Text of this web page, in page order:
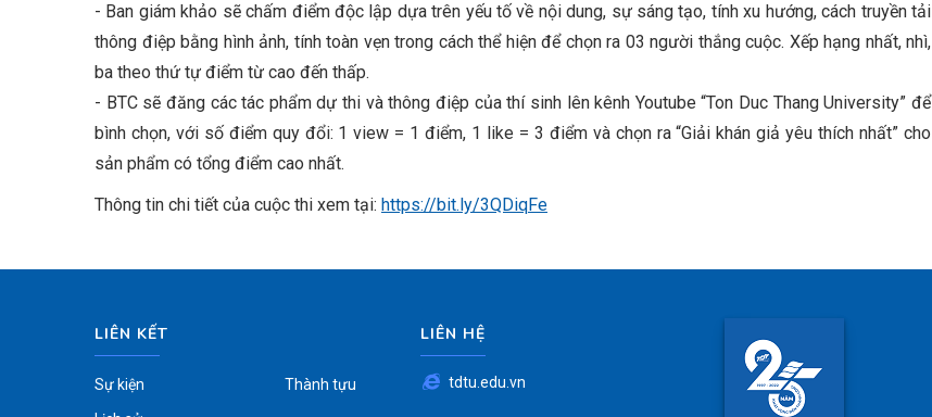
- Ban giám khảo sẽ chấm điểm độc lập dựa trên yếu tố về nội dung, sự sáng tạo, tính xu hướng, cách truyền tải
thông điệp bằng hình ảnh, tính toàn vẹn trong cách thể hiện để chọn ra 03 người thắng cuộc. Xếp hạng nhất, nhì,
ba theo thứ tự điểm từ cao đến thấp.
- BTC sẽ đăng các tác phẩm dự thi và thông điệp của thí sinh lên kênh Youtube “Ton Duc Thang University” để
bình chọn, với số điểm quy đổi: 1 view = 1 điểm, 1 like = 3 điểm và chọn ra “Giải khán giả yêu thích nhất” cho
sản phẩm có tổng điểm cao nhất.
Thông tin chi tiết của cuộc thi xem tại: https://bit.ly/3QDiqFe
LIÊN KẾT
Sự kiện
Thành tựu
LIÊN HỆ
tdtu.edu.vn